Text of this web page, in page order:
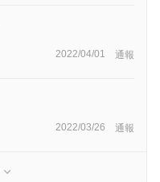
2022/04/01 通報
2022/03/26 通報